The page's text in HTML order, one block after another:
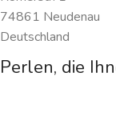
74861 Neudenau
Deutschland
Perlen, die